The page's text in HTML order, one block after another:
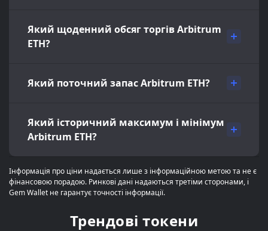
Який щоденний обсяг торгів Arbitrum
ETH?
Який поточний запас Arbitrum ETH?
Який історичний максимум і мінімум
Arbitrum ETH?
Інформація про ціни надається лише з інформаційною метою та не є
фінансовою порадою. Ринкові дані надаються третіми сторонами, і
Gem Wallet не гарантує точності інформації.
Трендові токени